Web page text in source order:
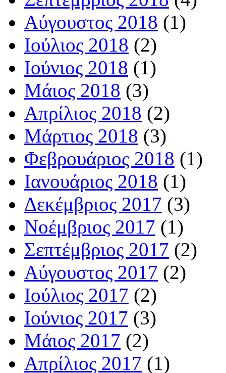
Αύγουστος 2018 (1)
Ιούλιος 2018 (2)
Ιούνιος 2018 (1)
Μάιος 2018 (3)
Απρίλιος 2018 (2)
Μάρτιος 2018 (3)
Φεβρουάριος 2018 (1)
Ιανουάριος 2018 (1)
Δεκέμβριος 2017 (3)
Νοέμβριος 2017 (1)
Σεπτέμβριος 2017 (2)
Αύγουστος 2017 (2)
Ιούλιος 2017 (2)
Ιούνιος 2017 (3)
Μάιος 2017 (2)
Απρίλιος 2017 (1)